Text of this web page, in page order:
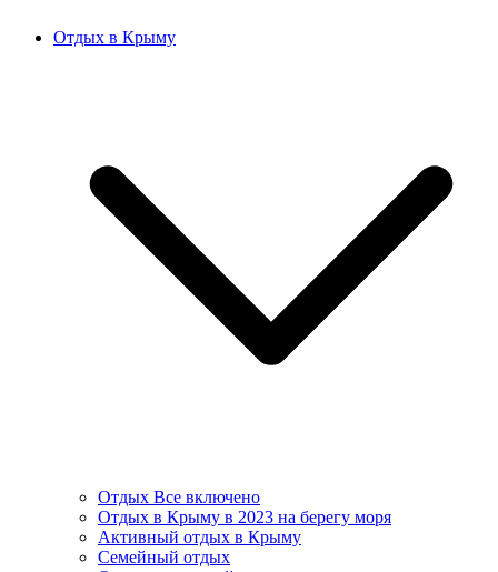
Отдых в Крыму
Отдых Все включено
Отдых в Крыму в 2023 на берегу моря
Активный отдых в Крыму
Семейный отдых